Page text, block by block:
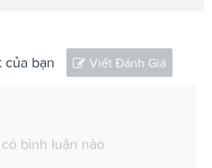
của bạn Viết Đánh Giá
bình luận nào